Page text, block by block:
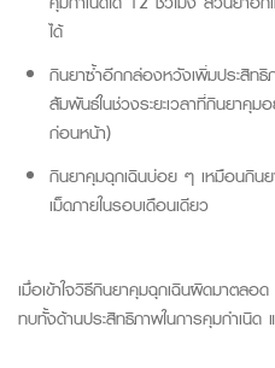
ได้
กินยาซ้ำอีกกล่องหวังเพิ่มประสิท
สัมพันธ์ในช่วงระยะเวลาที่กินยาคุม
ก่อนหน้า)
กินยาคุมฉุกเฉินบ่อย ๆ เหมือนกิน
เม็ดภายในรอบเดือนเดียว
เมื่อเข้าใจวิธีกินยาคุมฉุกเฉินผิดมาตล
ทบทั้งด้านประสิทธิภาพในการคุมกำเนิด